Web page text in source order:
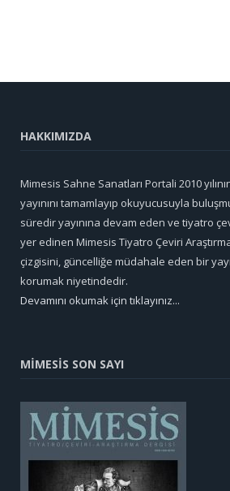
HAKKIMIZDA
Mimesis Sahne Sanatları Portali 2010
yayınını tamamlayıp okuyucusuyla
süredir yayınına devam eden ve tiyatro
yer edinen Mimesis Tiyatro Çeviri
çizgisini, güncelliğe müdahale eden bir
korumak niyetindedir.
Devamını okumak için tıklayınız...
MİMESİS SON SAYI